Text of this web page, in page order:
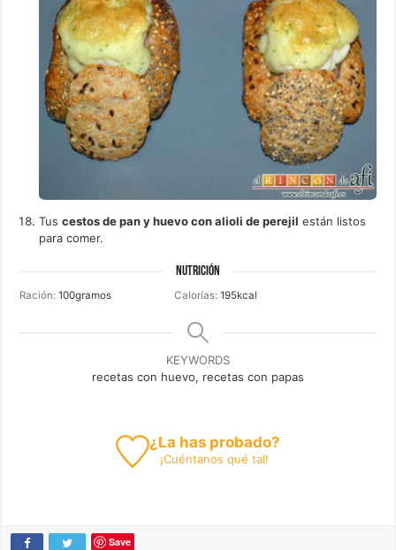
Tuscestos de pan y huevo con alioli de perejil están listos
para comer.
NUTRICIÓN
Ración:100gramos Calorías:195kcal
KEYWORDS
recetas con huevo, recetas con papas
¿La has probado?
¡Cuéntanos qué tal!
Save